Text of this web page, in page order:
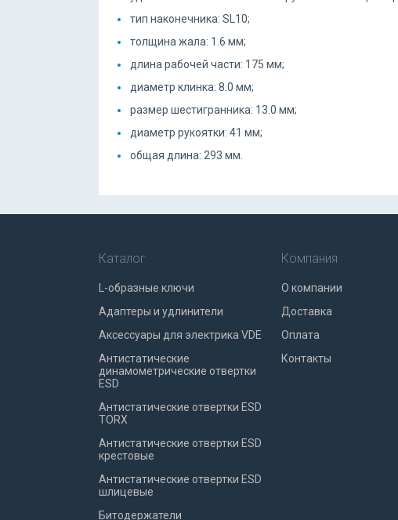
тип наконечника: SL10;
толщина жала: 1.6 мм;
длина рабочей части: 175 мм;
диаметр клинка: 8.0 мм;
размер шестигранника: 13.0 мм;
диаметр рукоятки: 41 мм;
общая длина: 293 мм.
Каталог
L-образные ключи
Адаптеры и удлинители
Аксессуары для электрика VDE
Антистатические
динамометрические отвертки
ESD
Антистатические отвертки ESD
TORX
Антистатические отвертки ESD
крестовые
Антистатические отвертки ESD
шлицевые
Битодержатели
Компания
О компании
Доставка
Оплата
Контакты